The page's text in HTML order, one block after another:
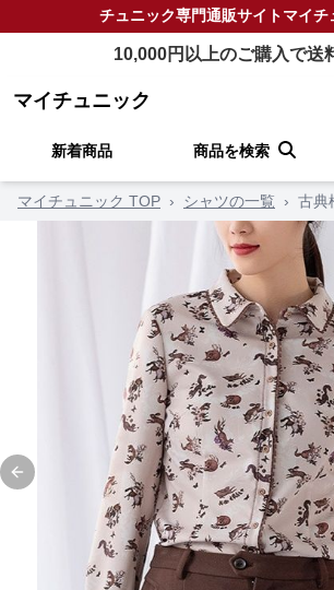
チュニック専門通販サイトマイチ
10,000円以上のご購入で送
マイチュニック
新着商品 商品を検索
マイチュニック TOP › シャツの一覧 › 古典
Previous slide